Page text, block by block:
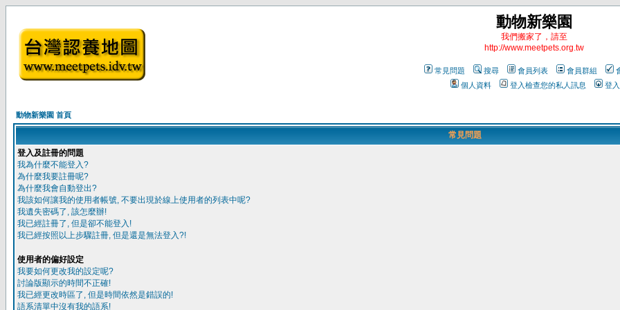
動物新樂園
我們搬家了，請至
http://www.meetpets.org.tw
常見問題 搜尋 會員列表 會員群組
個人資料
登入檢查您的私人訊息 登入
動物新樂園 首頁
常見問題
登入及註冊的問題
我為什麼不能登入?
為什麼我要註冊呢?
為什麼我會自動登出?
我該如何讓我的使用者帳號, 不要出現於線上使用者的列表中呢?
我遺失密碼了, 該怎麼辦!
我已經註冊了, 但是卻不能登入!
我已經按照以上步驟註冊, 但是還是無法登入?!
使用者的偏好設定
我要如何更改我的設定呢?
討論版顯示的時間不正確!
我已經更改時區了, 但是時間依然是錯誤的!
語系清單中沒有我的語系!